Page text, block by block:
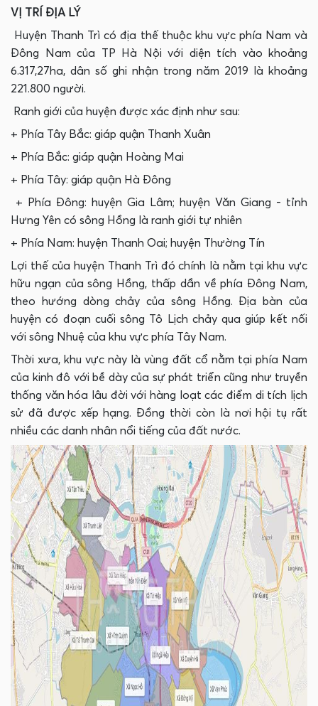
VỊ TRÍ ĐỊA LÝ
Huyện Thanh Trì có địa thế thuộc khu vực phía Nam và
Đông Nam của TP Hà Nội với diện tích vào khoảng
6.317,27ha, dân số ghi nhận trong năm 2019 là khoảng
221.800 người.
Ranh giới của huyện được xác định như sau:
+ Phía Tây Bắc: giáp quận Thanh Xuân
+ Phía Bắc: giáp quận Hoàng Mai
+ Phía Tây: giáp quận Hà Đông
+ Phía Đông: huyện Gia Lâm; huyện Văn Giang - tỉnh
Hưng Yên có sông Hồng là ranh giới tự nhiên
+ Phía Nam: huyện Thanh Oai; huyện Thường Tín
Lợi thế của huyện Thanh Trì đó chính là nằm tại khu vực
hữu ngạn của sông Hồng, thấp dần về phía Đông Nam,
theo hướng dòng chảy của sông Hồng. Địa bàn của
huyện có đoạn cuối sông Tô Lịch chảy qua giúp kết nối
với sông Nhuệ của khu vực phía Tây Nam.
Thời xưa, khu vực này là vùng đất cổ nằm tại phía Nam
của kinh đô với bề dày của sự phát triển cũng như truyền
thống văn hóa lâu đời với hàng loạt các điểm di tích lịch
sử đã được xếp hạng. Đồng thời còn là nơi hội tụ rất
nhiều các danh nhân nổi tiếng của đất nước.